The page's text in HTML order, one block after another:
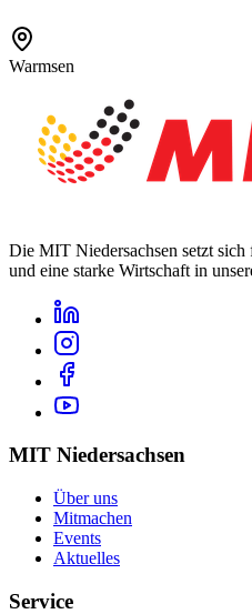
Warmsen
Die MIT Niedersachsen setzt sich
und eine starke Wirtschaft in
MIT Niedersachsen
Über uns
Mitmachen
Events
Aktuelles
Service